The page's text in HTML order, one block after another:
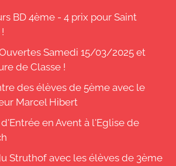
BD 4ème - 4 prix pour Saint
Samedi 15/03/2025 et
de Classe !
des élèves de 5ème avec le
Marcel Hibert
en Avent à l'Eglise de
Struthof avec les élèves de 3ème